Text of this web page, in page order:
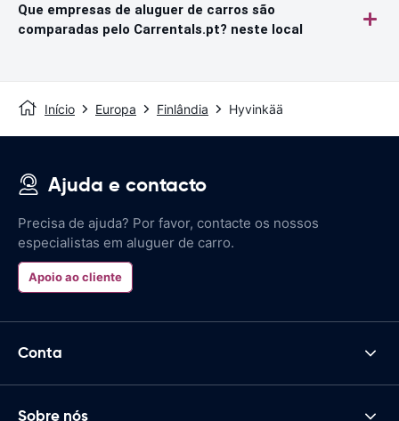
Que empresas de aluguer de carros são
comparadas pelo Carrentals.pt? neste local
Início Europa Finlândia Hyvinkää
Ajuda e contacto
Precisa de ajuda? Por favor, contacte os nossos
especialistas em aluguer de carro.
Apoio ao cliente
Conta
Sobre nós